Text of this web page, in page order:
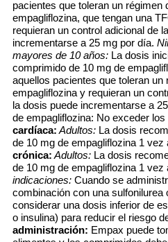
pacientes que toleran un régimen
empagliflozina, que tengan una
requieran un control adicional de
incrementarse a 25 mg por día.
mayores de 10 años: La dosis
comprimido de 10 mg de
aquellos pacientes que toleran
empagliflozina y requieran un
la dosis puede incrementarse a
de empagliflozina: No exceder
cardíaca: Adultos: La dosis
de 10 mg de empagliflozina 1 vez
crónica: Adultos: La dosis
de 10 mg de empagliflozina 1 vez
indicaciones: Cuando se
combinación con una sulfonilurea
considerar una dosis inferior de
o insulina) para reducir el riesgo
administración: Empax puede